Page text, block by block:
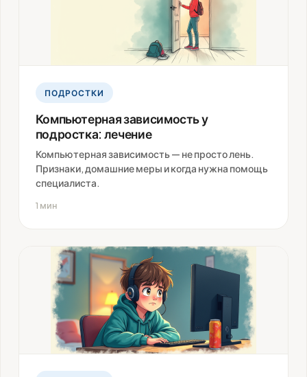
ПОДРОСТКИ
Компьютерная зависимость у
подростка: лечение
Компьютерная зависимость — не просто лень.
Признаки, домашние меры и когда нужна помощь
специалиста.
1 мин